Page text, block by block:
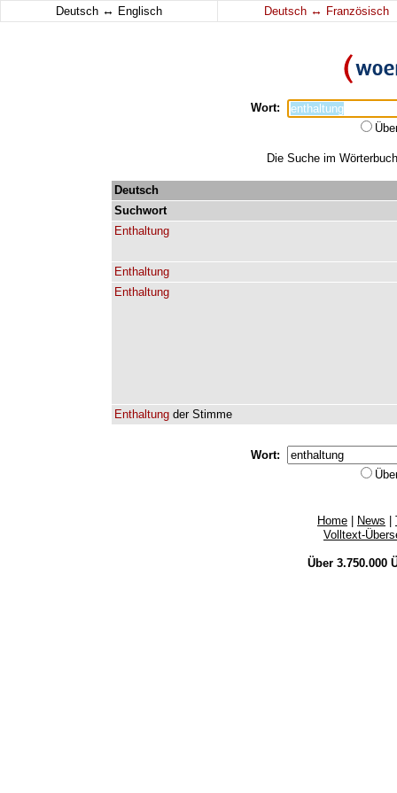
Deutsch ↔ Englisch Deutsch ↔ Französisch
Wort:
Die Suche im
Deutsch
Suchwort
Enthaltung
Enthaltung
Enthaltung
Enthaltung der Stimme
Wort:
Home News
Volltext-
Über 3.750.000